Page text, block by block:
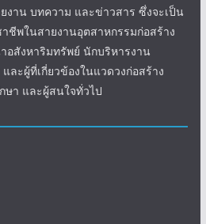
งาน บทความ และข่าวสาร ซึ่งจะเป็น
ชีพในสายงานอุตสาหกรรมก่อสร้าง
สังหาริมทรัพย์ นักบริหารงาน
ะผู้ที่เกี่ยวข้องในแวดวงก่อสร้าง
า และผู้สนใจทั่วไป